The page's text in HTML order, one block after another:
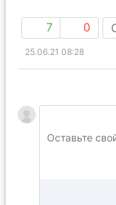
7 0
25.06.21 08:28